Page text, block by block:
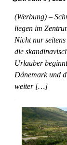
(Werbung) –
liegen im
Nicht nur
die
Urlauber
Dänemark und
weiter […]